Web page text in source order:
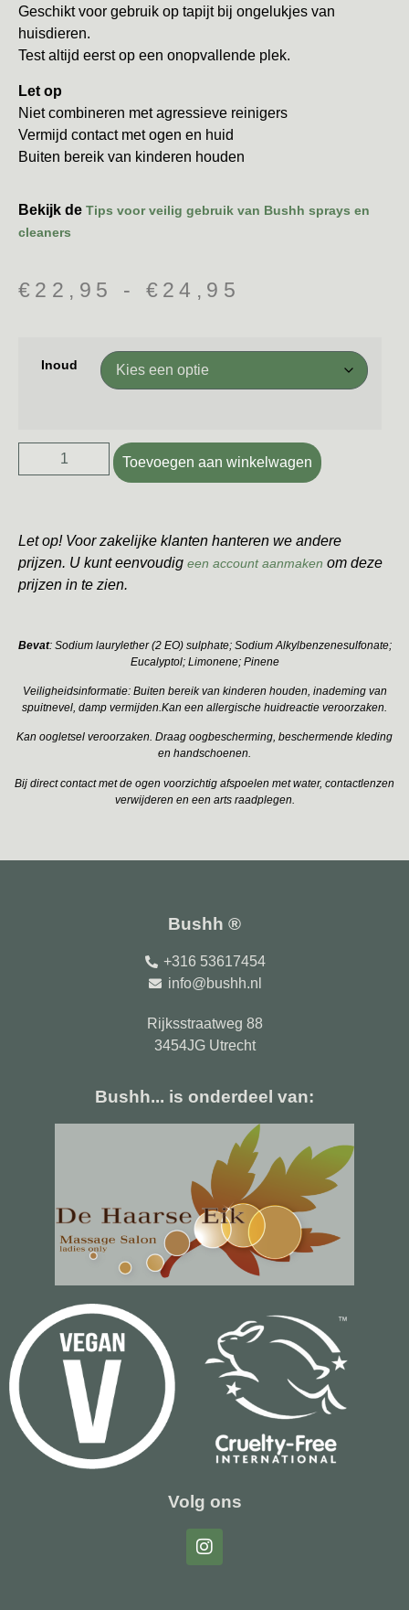
Geschikt voor gebruik op tapijt bij ongelukjes van
huisdieren.
Test altijd eerst op een onopvallende plek.
Let op
Niet combineren met agressieve reinigers
Vermijd contact met ogen en huid
Buiten bereik van kinderen houden
Bekijk de Tips voor veilig gebruik van Bushh sprays en
cleaners
€ 22,95 - € 24,95
Inoud
Toevoegen aan winkelwagen
Let op! Voor zakelijke klanten hanteren we andere
prijzen. U kunt eenvoudig een account aanmaken om deze
prijzen in te zien.
Bevat: Sodium laurylether (2 EO) sulphate; Sodium Alkylbenzenesulfonate;
Eucalyptol; Limonene; Pinene
Veiligheidsinformatie: Buiten bereik van kinderen houden, inademing van
spuitnevel, damp vermijden.Kan een allergische huidreactie veroorzaken.
Kan oogletsel veroorzaken. Draag oogbescherming, beschermende kleding
en handschoenen.
Bij direct contact met de ogen voorzichtig afspoelen met water, contactlenzen
verwijderen en een arts raadplegen.
Bushh ®
+316 53617454
info@bushh.nl
Rijksstraatweg 88
3454JG Utrecht
Bushh... is onderdeel van:
Volg ons